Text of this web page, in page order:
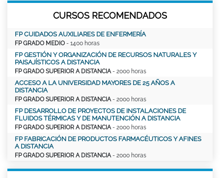
CURSOS RECOMENDADOS
FP CUIDADOS AUXILIARES DE ENFERMERÍA
FP GRADO MEDIO - 1400 horas
FP GESTIÓN Y ORGANIZACIÓN DE RECURSOS NATURALES Y
PAISAJÍSTICOS A DISTANCIA
FP GRADO SUPERIOR A DISTANCIA- 2000 horas
ACCESO A LA UNIVERSIDAD MAYORES DE 25 AÑOS A
DISTANCIA
FP GRADO SUPERIOR A DISTANCIA- 2000 horas
FP DESARROLLO DE PROYECTOS DE INSTALACIONES DE
FLUIDOS TÉRMICAS Y DE MANUTENCIÓN A DISTANCIA
FP GRADO SUPERIOR A DISTANCIA- 2000 horas
FP FABRICACIÓN DE PRODUCTOS FARMACÉUTICOS Y AFINES
A DISTANCIA
FP GRADO SUPERIOR A DISTANCIA- 2000 horas